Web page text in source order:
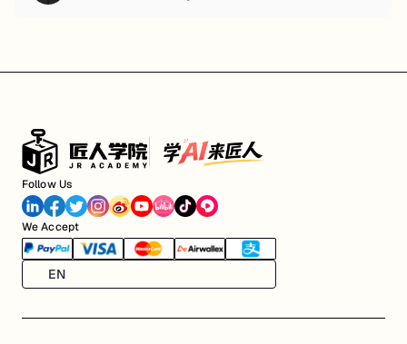
Follow Us
We Accept
EN